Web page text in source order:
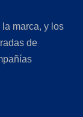
la marca, y los
de